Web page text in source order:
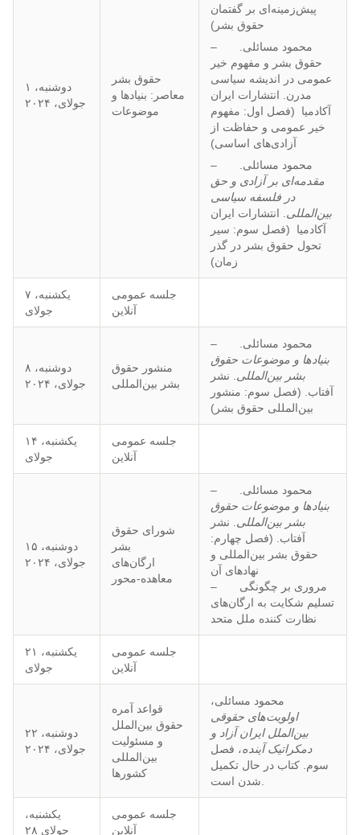
دوشنبه، ۱
جولای، ۲۰۲۴
حقوق بشر
معاصر: بنیادها و
موضوعات
پیش‌زمینه‌ای بر گفتمان
حقوق بشر)
– محمود مسائلی.
حقوق بشر و مفهوم خیر
عمومی در اندیشه سیاسی
مدرن. انتشارات ایران
آکادمیا (فصل اول: مفهوم
خیر عمومی و حفاظت از
آزادی‌های اساسی)
– محمود مسائلی.
مقدمه‌ای بر آزادی و حق
در فلسفه سیاسی
بین‌المللی. انتشارات ایران
آکادمیا (فصل سوم: سیر
تحول حقوق بشر در گذر
زمان)
یکشنبه، ۷
جولای
جلسه عمومی
آنلاین
دوشنبه، ۸
جولای، ۲۰۲۴
منشور حقوق
بشر بین‌المللی
– محمود مسائلی.
بنیادها و موضوعات حقوق
بشر بین‌المللی . نشر
آفتاب. (فصل سوم: منشور
بین‌المللی حقوق بشر)
یکشنبه، ۱۴
جولای
جلسه عمومی
آنلاین
دوشنبه، ۱۵
جولای، ۲۰۲۴
شورای حقوق
بشر
ارگان‌های
معاهده-محور
– محمود مسائلی.
بنیادها و موضوعات حقوق
بشر بین‌المللی . نشر
آفتاب. (فصل چهارم:
حقوق بشر بین‌المللی و
نهادهای آن
– مروری بر چگونگی
تسلیم شکایت به ارگان‌‌های
نظارت کننده ملل متحد
یکشنبه، ۲۱
جولای
جلسه عمومی
آنلاین
دوشنبه، ۲۲
جولای، ۲۰۲۴
قواعد آمره
حقوق بین‌الملل
و مسئولیت
بین‌المللی
کشورها
محمود مسائلی،
اولویت‌های حقوقی
بین‌الملل ایران آزاد و
دمکراتیک آینده، فصل
سوم. کتاب در حال تکمیل
یکشنبه،
جولای ۲۸
جلسه عمومی
آنلاین